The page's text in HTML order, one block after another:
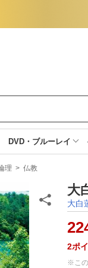
DVD・ブルーレイ
理 > 仏教
大
大白
2ポ
※この